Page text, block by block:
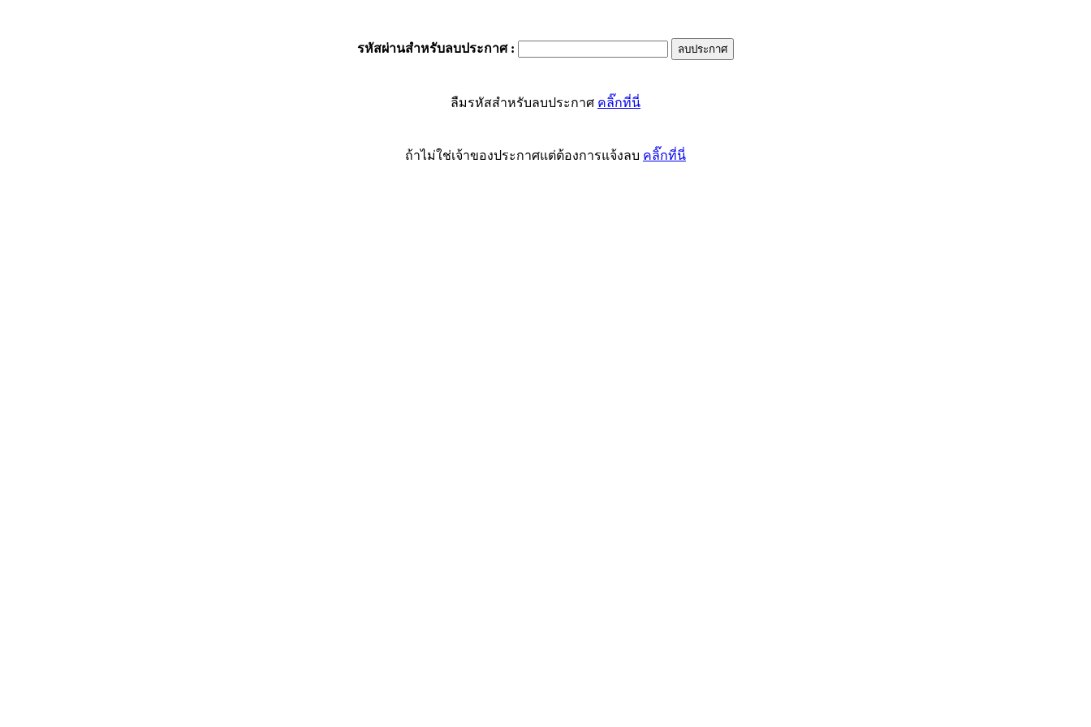
รหัสผ่านสำหรับลบประกาศ:
ลืมรหัสสำหรับลบประกาศ คลิ๊กที่นี่
ถ้าไม่ใช่เจ้าของประกาศแต่ต้องการแจ้งลบ คลิ๊กที่นี่